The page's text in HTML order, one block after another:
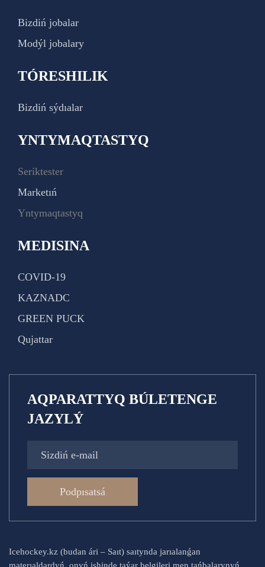
Bizdiń jobalar
Modýl jobalary
TÓRESHILIK
Bizdiń sýdıalar
YNTYMAQTASTYQ
Seriktester
Marketıń
Yntymaqtastyq
MEDISINA
COVID-19
KAZNADC
GREEN PUCK
Qujattar
AQPARATTYQ BÚLETENGE
JAZYLÝ
Podpısatsá
Icehockey.kz (budan ári – Saıt) saıtynda jarıalanǵan